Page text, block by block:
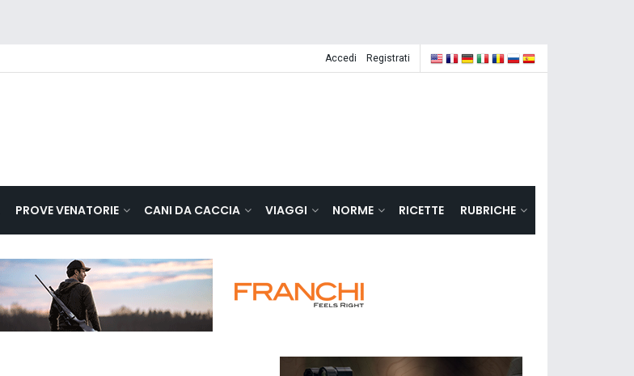
Accedi Registrati
PROVE VENATORIE CANI DA CACCIA VIAGGI NORME RICETTE RUBRICHE